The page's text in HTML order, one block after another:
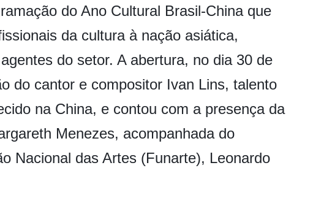
do Ano Cultural Brasil-China que
da cultura à nação asiática,
do setor. A abertura, no dia 30 de
do cantor e compositor Ivan Lins, talento
na China, e contou com a presença da
Menezes, acompanhada do
Nacional das Artes (Funarte), Leonardo